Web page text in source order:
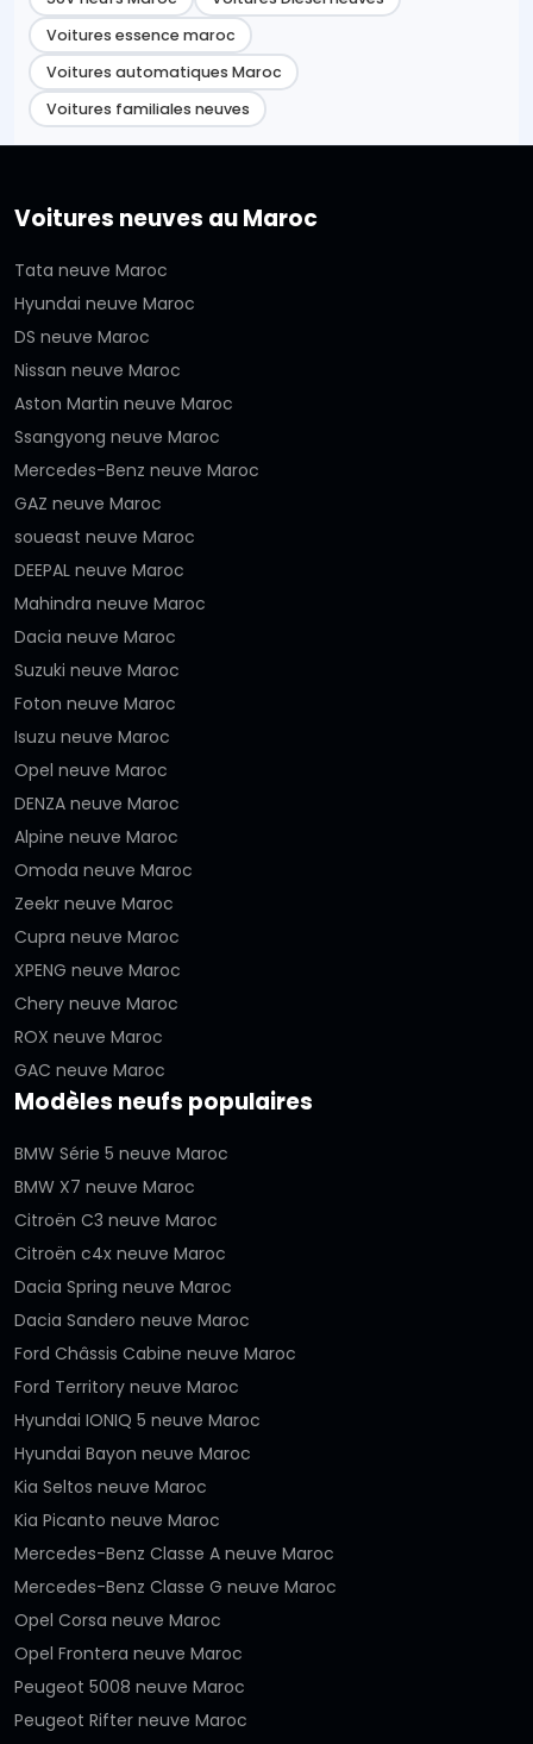
Voitures essence maroc
Voitures automatiques Maroc
Voitures familiales neuves
Voitures neuves au Maroc
Tata neuve Maroc
Hyundai neuve Maroc
DS neuve Maroc
Nissan neuve Maroc
Aston Martin neuve Maroc
Ssangyong neuve Maroc
Mercedes-Benz neuve Maroc
GAZ neuve Maroc
soueast neuve Maroc
DEEPAL neuve Maroc
Mahindra neuve Maroc
Dacia neuve Maroc
Suzuki neuve Maroc
Foton neuve Maroc
Isuzu neuve Maroc
Opel neuve Maroc
DENZA neuve Maroc
Alpine neuve Maroc
Omoda neuve Maroc
Zeekr neuve Maroc
Cupra neuve Maroc
XPENG neuve Maroc
Chery neuve Maroc
ROX neuve Maroc
GAC neuve Maroc
Modèles neufs populaires
BMW Série 5 neuve Maroc
BMW X7 neuve Maroc
Citroën C3 neuve Maroc
Citroën c4x neuve Maroc
Dacia Spring neuve Maroc
Dacia Sandero neuve Maroc
Ford Châssis Cabine neuve Maroc
Ford Territory neuve Maroc
Hyundai IONIQ 5 neuve Maroc
Hyundai Bayon neuve Maroc
Kia Seltos neuve Maroc
Kia Picanto neuve Maroc
Mercedes-Benz Classe A neuve Maroc
Mercedes-Benz Classe G neuve Maroc
Opel Corsa neuve Maroc
Opel Frontera neuve Maroc
Peugeot 5008 neuve Maroc
Peugeot Rifter neuve Maroc